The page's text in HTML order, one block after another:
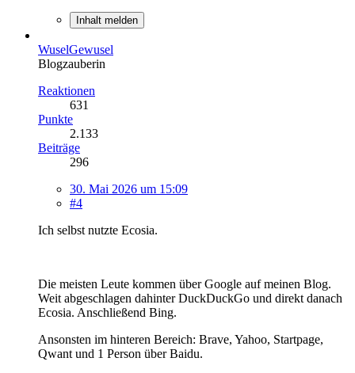
Inhalt melden
WuselGewusel
Blogzauberin
Reaktionen
631
Punkte
2.133
Beiträge
296
30. Mai 2026 um 15:09
#4
Ich selbst nutzte Ecosia.
Die meisten Leute kommen über Google auf meinen Blog.
Weit abgeschlagen dahinter DuckDuckGo und direkt danach
Ecosia. Anschließend Bing.
Ansonsten im hinteren Bereich: Brave, Yahoo, Startpage,
Qwant und 1 Person über Baidu.